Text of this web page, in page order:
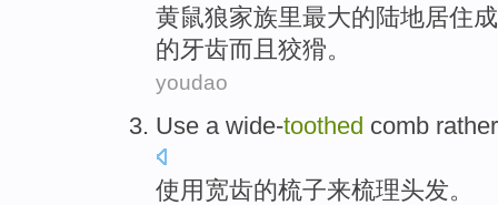
黄鼠狼家族里最大的陆地居住
的牙齿而且狡猾。
youdao
Use a wide-toothed comb
使用 宽齿的梳子来梳理头发。